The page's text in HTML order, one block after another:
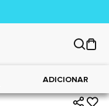
ADICIONAR